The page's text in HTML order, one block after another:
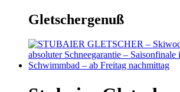
Gletschergenuß